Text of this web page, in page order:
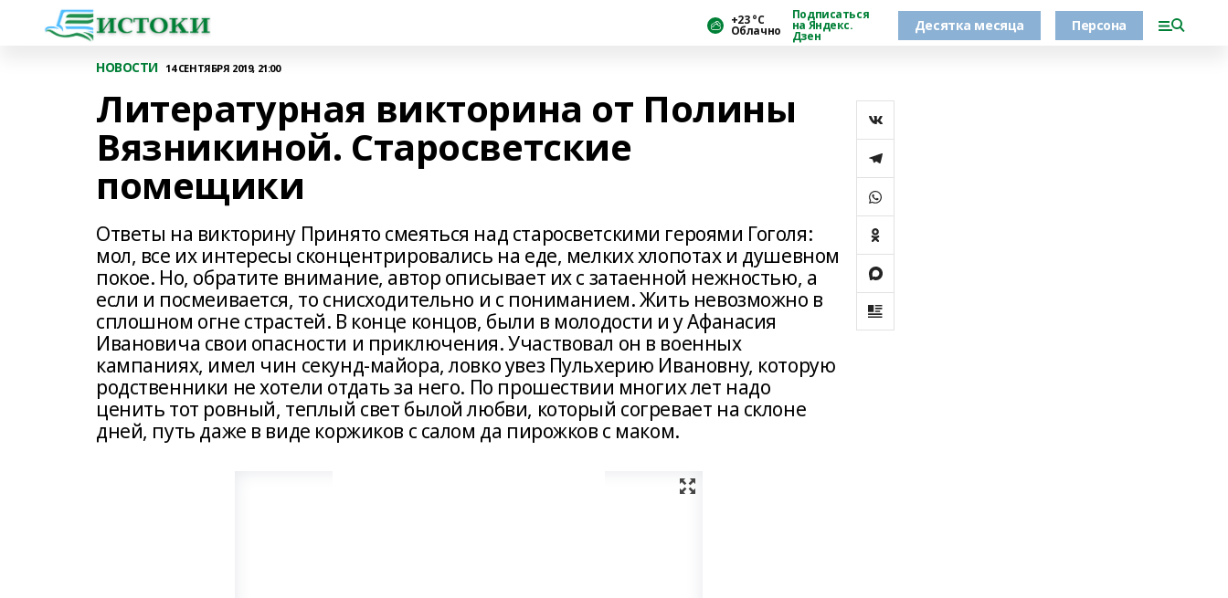
+23 °С
Облачно
Подписаться
на Яндекс.
Дзен
Десятка месяца Персона
НОВОСТИ 14 СЕНТЯБРЯ 2019, 21:00
Литературная викторина от Полины
Вязникиной. Старосветские
помещики
Ответы на викторину Принято смеяться над старосветскими героями Гоголя:
мол, все их интересы сконцентрировались на еде, мелких хлопотах и душевном
покое. Но, обратите внимание, автор описывает их с затаенной нежностью, а
если и посмеивается, то снисходительно и с пониманием. Жить невозможно в
сплошном огне страстей. В конце концов, были в молодости и у Афанасия
Ивановича свои опасности и приключения. Участвовал он в военных
кампаниях, имел чин секунд-майора, ловко увез Пульхерию Ивановну, которую
родственники не хотели отдать за него. По прошествии многих лет надо
ценить тот ровный, теплый свет былой любви, который согревает на склоне
дней, путь даже в виде коржиков с салом да пирожков с маком.